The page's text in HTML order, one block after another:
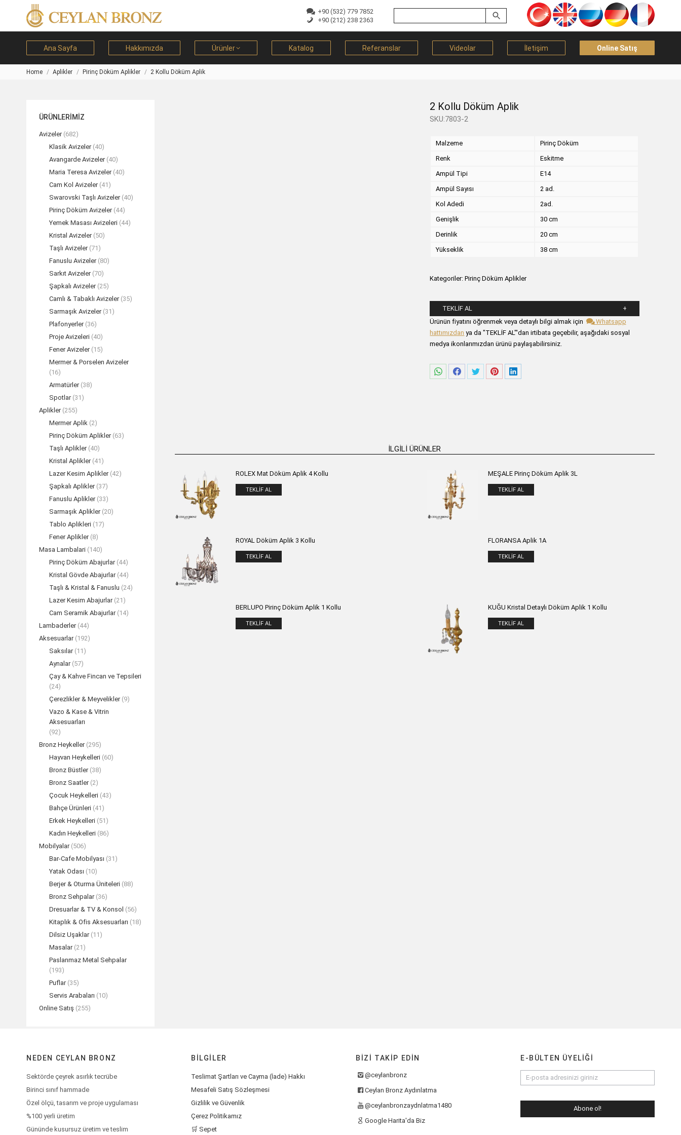
+90 (532) 779 7852
+90 (212) 238 2363
Ana Sayfa Hakkımızda Ürünler Katalog Referanslar Videolar İletişim Online Satış
You are here:
Home Aplikler Pirinç Döküm Aplikler 2 Kollu Döküm Aplik
2 Kollu Döküm Aplik
SKU:7803-2
Malzeme
Pirinç Döküm
Renk
Eskitme
Ampül Tipi
E14
Ampül Sayısı
2 ad.
Kol Adedi
2ad.
Genişlik
30 cm
Derinlik
20 cm
Yükseklik
38 cm
Kategoriler:Pirinç Döküm Aplikler
TEKLIF AL
Lütfen aşağıdaki formu alanlarını doldurunuz.
Ürünün fiyatını öğrenmek veya detaylı bilgi almak için
Whatsapp
hattımızdan ya da "TEKLİF AL"'dan irtibata geçebilir, aşağıdaki sosyal
medya ikonlarımızdan ürünü paylaşabilirsiniz.
ShareShareShareShareShare
İLGILI ÜRÜNLER
ROLEX Mat Döküm Aplik 4 Kollu
TEKLIF AL
MEŞALE Pirinç Döküm Aplik 3L
TEKLIF AL
ROYAL Döküm Aplik 3 Kollu
TEKLIF AL
FLORANSA Aplik 1A
TEKLIF AL
BERLUPO Pirinç Döküm Aplik 1 Kollu
TEKLIF AL
KUĞU Kristal Detaylı Döküm Aplik 1 Kollu
TEKLIF AL
ÜRÜNLERİMİZ
Avizeler (682)
Klasik Avizeler (40)
Avangarde Avizeler (40)
Maria Teresa Avizeler (40)
Cam Kol Avizeler (41)
Swarovski Taşlı Avizeler (40)
Pirinç Döküm Avizeler (44)
Yemek Masası Avizeleri (44)
Kristal Avizeler (50)
Taşlı Avizeler (71)
Fanuslu Avizeler (80)
Sarkıt Avizeler (70)
Şapkalı Avizeler (25)
Camlı & Tabaklı Avizeler (35)
Sarmaşık Avizeler (31)
Plafonyerler (36)
Proje Avizeleri (40)
Fener Avizeler (15)
Mermer & Porselen Avizeler
(16)
Armatürler (38)
Spotlar (31)
Aplikler (255)
Mermer Aplik (2)
Pirinç Döküm Aplikler (63)
Taşlı Aplikler (40)
Kristal Aplikler (41)
Lazer Kesim Aplikler (42)
Şapkalı Aplikler (37)
Fanuslu Aplikler (33)
Sarmaşık Aplikler (20)
Tablo Aplikleri (17)
Fener Aplikler (8)
Masa Lambalari (140)
Pirinç Döküm Abajurlar (44)
Kristal Gövde Abajurlar (44)
Taşlı & Kristal & Fanuslu (24)
Lazer Kesim Abajurlar (21)
Cam Seramik Abajurlar (14)
Lambaderler (44)
Aksesuarlar (192)
Saksılar (11)
Aynalar (57)
Çay & Kahve Fincan ve Tepsileri
(24)
Çerezlikler & Meyvelikler (9)
Vazo & Kase & Vitrin
Aksesuarları
(92)
Bronz Heykeller (295)
Hayvan Heykelleri (60)
Bronz Büstler (38)
Bronz Saatler (2)
Çocuk Heykelleri (43)
Bahçe Ürünleri (41)
Erkek Heykelleri (51)
Kadın Heykelleri (86)
Mobilyalar (506)
Bar-Cafe Mobilyası (31)
Yatak Odası (10)
Berjer & Oturma Üniteleri (88)
Bronz Sehpalar (36)
Dresuarlar & TV & Konsol (56)
Kitaplık & Ofis Aksesuarları (18)
Dilsiz Uşaklar (11)
Masalar (21)
Paslanmaz Metal Sehpalar
(193)
Puflar (35)
Servis Arabaları (10)
Online Satış (255)
NEDEN CEYLAN BRONZ
Sektörde çeyrek asırlık tecrübe
Birinci sınıf hammade
Özel ölçü, tasarım ve proje uygulaması
%100 yerli üretim
Gününde kusursuz üretim ve teslim
BILGILER
Teslimat Şartları ve Cayma (İade) Hakkı
Mesafeli Satış Sözleşmesi
Gizlilik ve Güvenlik
Çerez Politikamız
🛒 Sepet
BIZI TAKIP EDIN
@ceylanbronz
Ceylan Bronz Aydınlatma
@ceylanbronzaydnlatma1480
Google Harita'da Biz
E-BÜLTEN ÜYELIĞI